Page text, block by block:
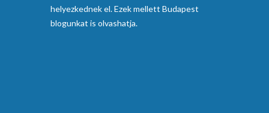
helyezkednek el. Ezek mellett Budapest
blogunkat is olvashatja.